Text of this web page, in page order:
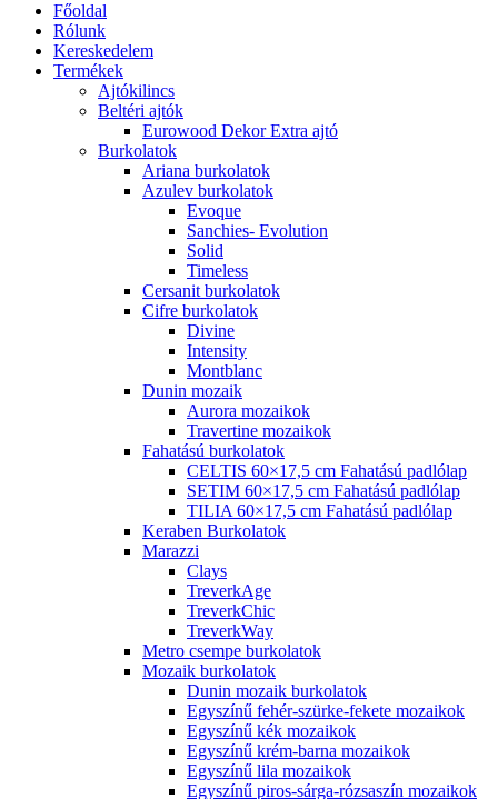
Főoldal
Rólunk
Kereskedelem
Termékek
Ajtókilincs
Beltéri ajtók
Eurowood Dekor Extra ajtó
Burkolatok
Ariana burkolatok
Azulev burkolatok
Evoque
Sanchies- Evolution
Solid
Timeless
Cersanit burkolatok
Cifre burkolatok
Divine
Intensity
Montblanc
Dunin mozaik
Aurora mozaikok
Travertine mozaikok
Fahatású burkolatok
CELTIS 60×17,5 cm Fahatású padlólap
SETIM 60×17,5 cm Fahatású padlólap
TILIA 60×17,5 cm Fahatású padlólap
Keraben Burkolatok
Marazzi
Clays
TreverkAge
TreverkChic
TreverkWay
Metro csempe burkolatok
Mozaik burkolatok
Dunin mozaik burkolatok
Egyszínű fehér-szürke-fekete mozaikok
Egyszínű kék mozaikok
Egyszínű krém-barna mozaikok
Egyszínű lila mozaikok
Egyszínű piros-sárga-rózsaszín mozaikok